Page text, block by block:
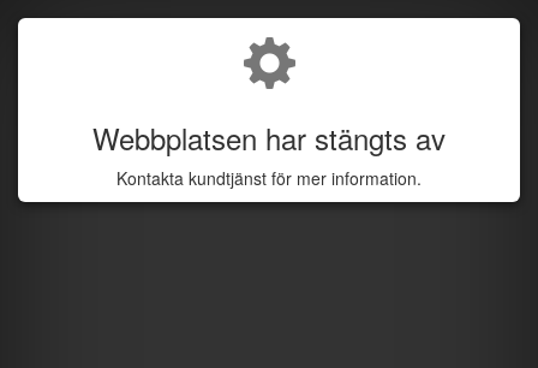
Webbplatsen har stängts av
Kontakta kundtjänst för mer information.